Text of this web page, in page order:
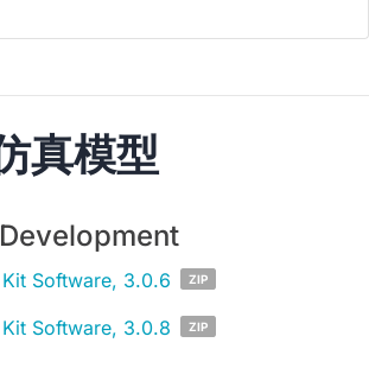
真模型
Software, 3.0.6 ZIP
Software, 3.0.8 ZIP